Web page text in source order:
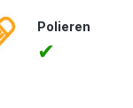
Polieren
✔